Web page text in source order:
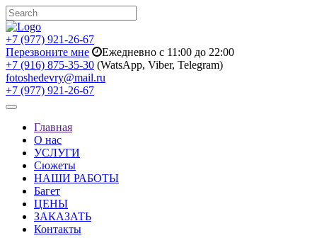
+7 (977) 921-26-67
Перезвоните мне
Ежедневно с 11:00 до 22:00
+7 (916) 875-35-30 (WatsApp, Viber, Telegram)
fotoshedevry@mail.ru
+7 (977) 921-26-67
Toggle
navigationГлавная
О нас
УСЛУГИ
Сюжеты
НАШИ РАБОТЫ
Багет
ЦЕНЫ
ЗАКАЗАТЬ
Контакты